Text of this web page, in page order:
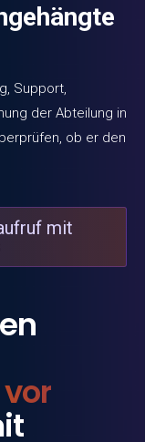
Support,
der Abteilung in
ob er den
mit